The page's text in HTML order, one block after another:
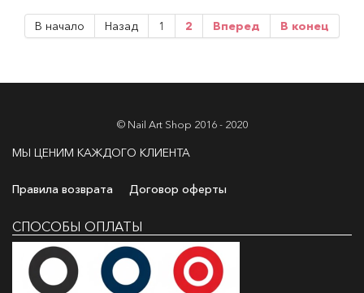
В начало Назад 1 2 Вперед В конец
© Nail Art Shop 2016 - 2020
МЫ ЦЕНИМ КАЖДОГО КЛИЕНТА
Правила возврата Договор оферты
СПОСОБЫ ОПЛАТЫ